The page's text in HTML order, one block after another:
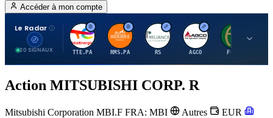
Accéder à mon compte
Le Radar
20 SIGNAUX
T
TTE.PA
H
RMS.PA
R
RS
A
AGCO FCFS
Action MITSUBISHI CORP. R
Mitsubishi Corporation MBI.F FRA: MBI Autres
EUR